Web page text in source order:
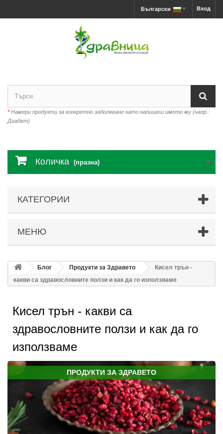
Вход
Български
*Намери продукти за конкретно заболяване като напишеш името му (напр.:
Диабет)
Количка (празна)
КАТЕГОРИИ
МЕНЮ
Блог Продукти за Здравето
Кисел трън -
какви са здравословните ползи и как да го използваме
Кисел трън - какви са
здравословните ползи и как да го
използваме
ПРОДУКТИ ЗА ЗДРАВЕТО